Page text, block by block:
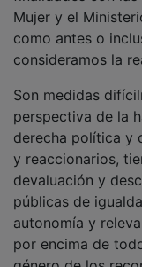
Mujer y el
como antes o
consideramos la
perspectiva de la
derecha política y
y reaccionarios,
devaluación y
públicas de
autonomía y
por encima de
género de los